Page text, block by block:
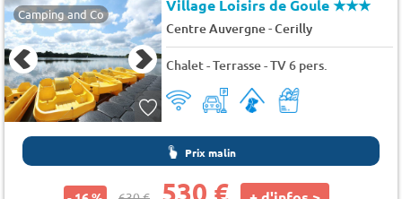
Camping and Co Village Loisirs de Goule★★★
Centre Auvergne-Cerilly
Chalet - Terrasse - TV 6 pers.
Prix malin